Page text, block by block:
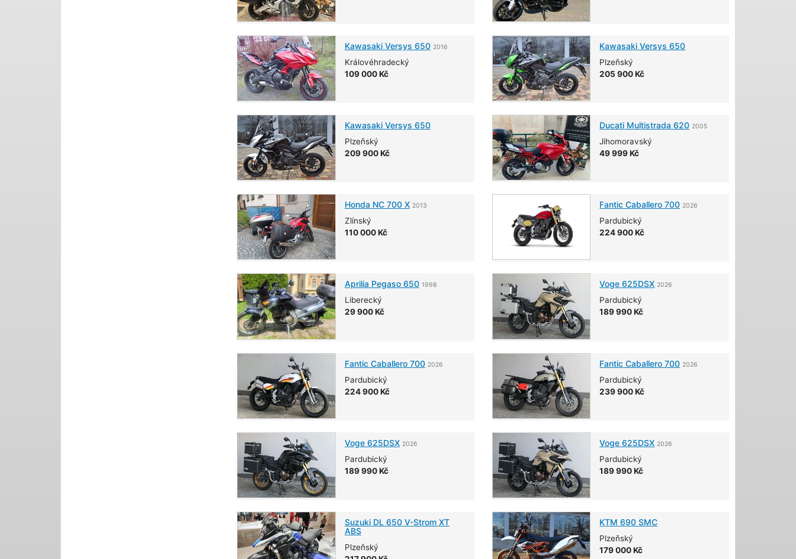
KawasakiVersys 650 2016
Královéhradecký
109 000 Kč
Kawasaki Versys 650
Plzeňský
205 900 Kč
KawasakiVersys 650
Plzeňský
209 900 Kč
Ducati Multistrada 620 2005
Jihomoravský
49 999 Kč
Honda NC 700 X 2013
Zlínský
110 000 Kč
Fantic Caballero 700 2026
Pardubický
224 900 Kč
Aprilia Pegaso 650 1998
Liberecký
29 900 Kč
Voge 625DSX 2026
Pardubický
189 990 Kč
FanticCaballero 700 2026
Pardubický
224 900 Kč
Fantic Caballero 700 2026
Pardubický
239 900 Kč
Voge625DSX 2026
Pardubický
189 990 Kč
Voge 625DSX 2026
Pardubický
189 990 Kč
SuzukiDL 650 V-Strom XT
ABS
Plzeňský
KTM 690 SMC
Plzeňský
179 000 Kč